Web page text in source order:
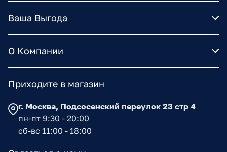
Ваша Выгода
О Компании
Приходите в магазин
г. Москва, Подсосенский переулок 23 стр 4
пн-пт 9:30 - 20:00
сб-вс 11:00 - 18:00